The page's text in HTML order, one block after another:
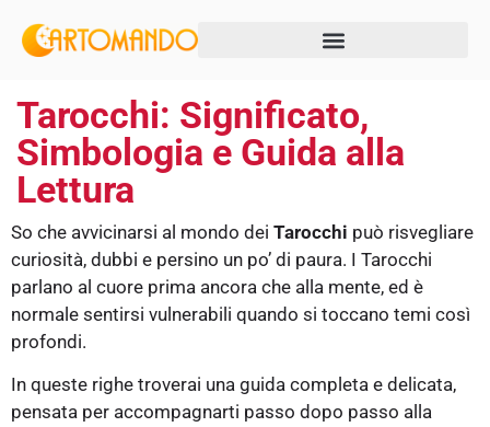
Tarocchi: Significato,
Simbologia e Guida alla
Lettura
So che avvicinarsi al mondo dei Tarocchi può risvegliare
curiosità, dubbi e persino un po’ di paura. I Tarocchi
parlano al cuore prima ancora che alla mente, ed è
normale sentirsi vulnerabili quando si toccano temi così
profondi.
In queste righe troverai una guida completa e delicata,
pensata per accompagnarti passo dopo passo alla